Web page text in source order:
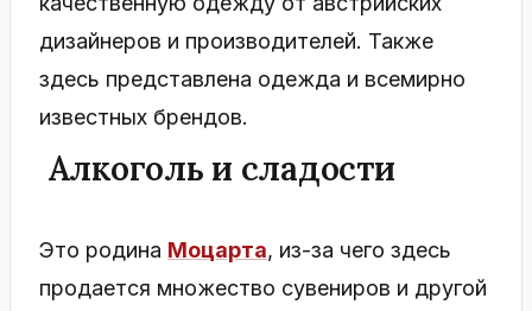
дизайнеров и производителей. Также
здесь представлена одежда и всемирно
известных брендов.
Алкоголь и сладости
Это родина Моцарта, из-за чего здесь
продается множество сувениров и другой